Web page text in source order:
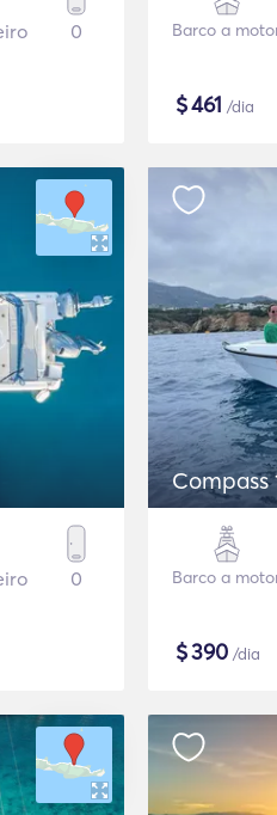
0 Barco a
$461 /dia
0
Compass
Barco a
$390 /dia